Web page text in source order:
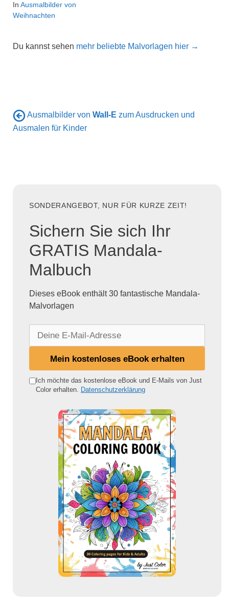
In Ausmalbilder von
Weihnachten
Du kannst sehen mehr beliebte Malvorlagen hier →
Ausmalbilder von Wall-E zum Ausdrucken und
Ausmalen für Kinder
SONDERANGEBOT, NUR FÜR KURZE ZEIT!
Sichern Sie sich Ihr
GRATIS Mandala-
Malbuch
Dieses eBook enthält 30 fantastische Mandala-
Malvorlagen
e
Mein kostenloses eBook erhalten
Ich möchte das kostenlose eBook und E-Mails von Just
Color erhalten. Datenschutzerklärung